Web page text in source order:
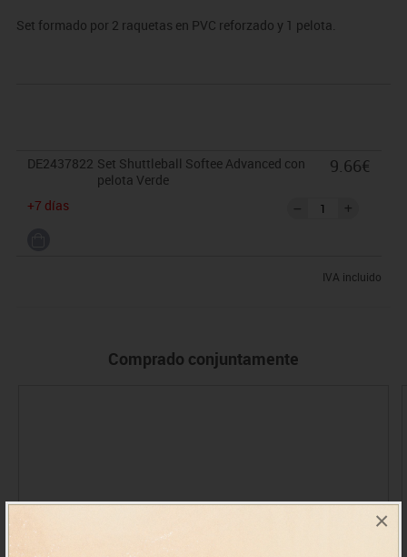
×
Set formado por 2 raquetas en PVC reforzado y 1 pelota.
DE2437822 Set Shuttleball Softee Advanced con
pelota Verde
+7 días
9.66€
IVA incluido
Comprado conjuntamente